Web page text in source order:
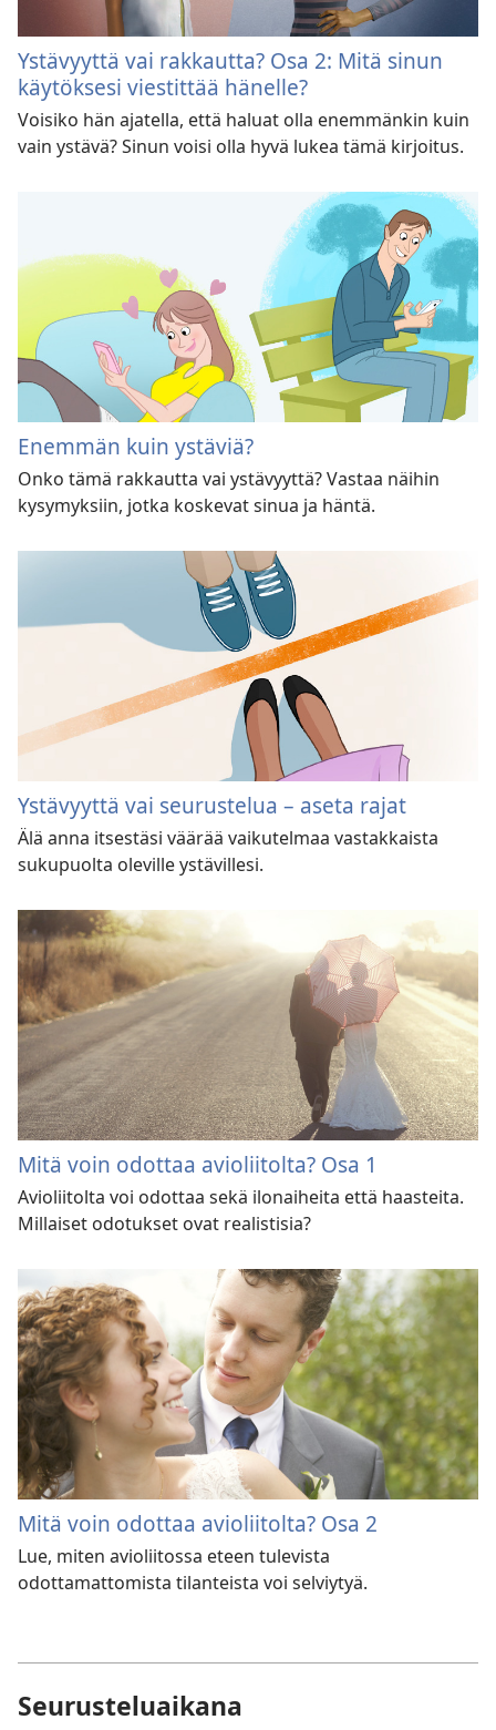
Ystävyyttä vai rakkautta? Osa 2: Mitä sinun
käytöksesi viestittää hänelle?
Voisiko hän ajatella, että haluat olla enemmänkin kuin
vain ystävä? Sinun voisi olla hyvä lukea tämä kirjoitus.
Enemmän kuin ystäviä?
Onko tämä rakkautta vai ystävyyttä? Vastaa näihin
kysymyksiin, jotka koskevat sinua ja häntä.
Ystävyyttä vai seurustelua – aseta rajat
Älä anna itsestäsi väärää vaikutelmaa vastakkaista
sukupuolta oleville ystävillesi.
Mitä voin odottaa avioliitolta? Osa 1
Avioliitolta voi odottaa sekä ilonaiheita että haasteita.
Millaiset odotukset ovat realistisia?
Mitä voin odottaa avioliitolta? Osa 2
Lue, miten avioliitossa eteen tulevista
odottamattomista tilanteista voi selviytyä.
Seurusteluaikana